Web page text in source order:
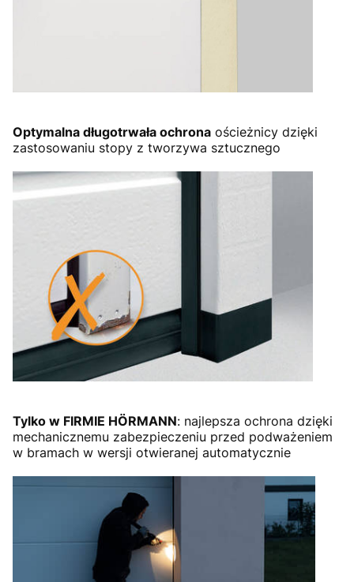
Optymalna długotrwała ochrona ościeżnicy dzięki
zastosowaniu stopy z tworzywa sztucznego
Tylko w FIRMIE HÖRMANN: najlepsza ochrona dzięki
mechanicznemu zabezpieczeniu przed podważeniem
w bramach w wersji otwieranej automatycznie